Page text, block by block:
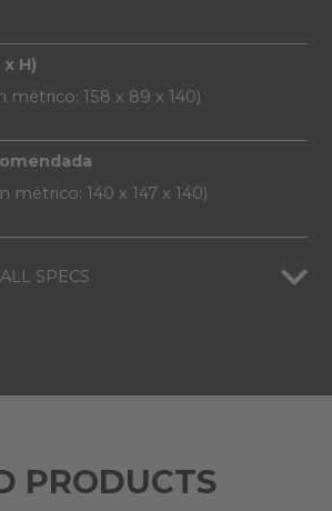
H)
métrico: 158 x 89 x 140)
métrico: 140 x 147 x 140)
SPECS
PRODUCTS